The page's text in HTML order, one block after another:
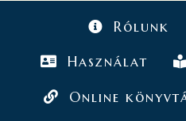
Rólunk
Használat
Online